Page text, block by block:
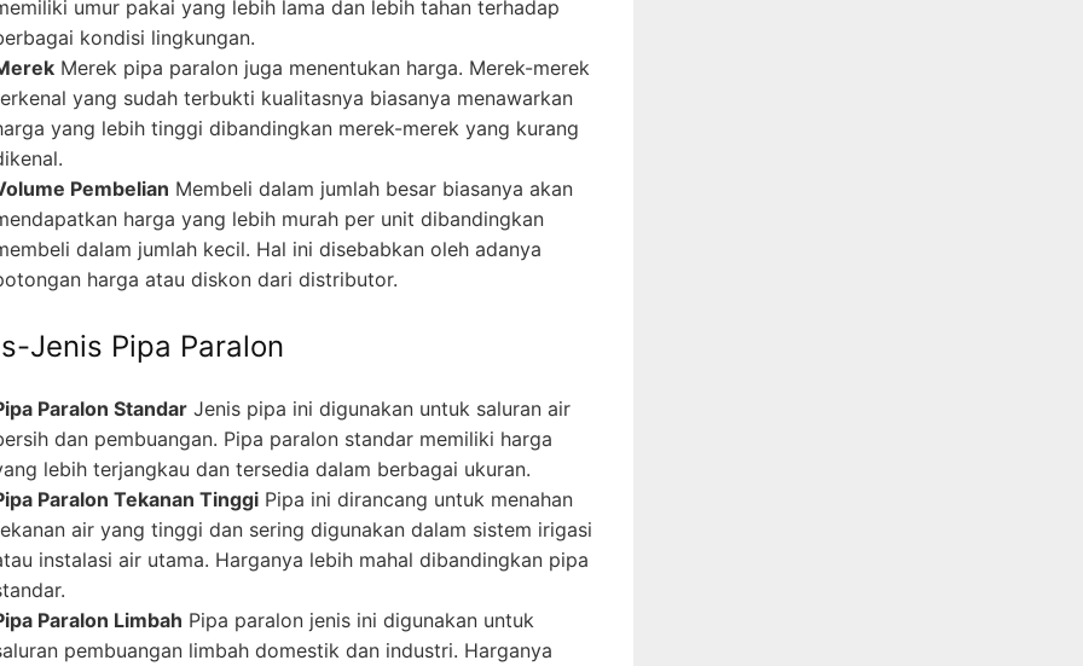
umur pakai yang lebih lama dan lebih tahan terhadap
kondisi lingkungan.
Merek pipa paralon juga menentukan harga. Merek-merek
yang sudah terbukti kualitasnya biasanya menawarkan
yang lebih tinggi dibandingkan merek-merek yang kurang
Pembelian Membeli dalam jumlah besar biasanya akan
harga yang lebih murah per unit dibandingkan
dalam jumlah kecil. Hal ini disebabkan oleh adanya
harga atau diskon dari distributor.
Jenis Pipa Paralon
Paralon Standar Jenis pipa ini digunakan untuk saluran air
dan pembuangan. Pipa paralon standar memiliki harga
lebih terjangkau dan tersedia dalam berbagai ukuran.
Paralon Tekanan Tinggi Pipa ini dirancang untuk menahan
air yang tinggi dan sering digunakan dalam sistem irigasi
instalasi air utama. Harganya lebih mahal dibandingkan pipa
Paralon Limbah Pipa paralon jenis ini digunakan untuk
pembuangan limbah domestik dan industri. Harganya